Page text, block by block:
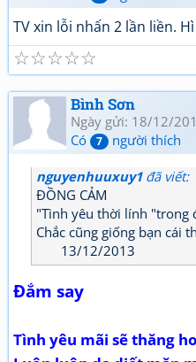
TV xin lỗi nhấn 2 lần liền.
☆
☆
☆
☆
☆
Bình Sơn
Ngày gửi: 18/12/
Có
7 người thích
nguyenhuuxuy1đã viết:
ĐỒNG CẢM
"Tình yêu thời lính "trong
Chắc cũng giống bạn cái
13/12/2013
Đắm say
Tình yêu mãi sẽ thăng